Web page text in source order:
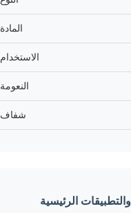
المادة
الاستخدام
النعومة
شفاف
الرئيسية